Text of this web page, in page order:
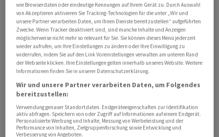
von 103,20 Franken je Anteil.
Anlässlich des Abschlusses der Kapitalerhöhung
informierte der Fonds zudem über den Geschäftsgang
im ersten Halbjahr. Auf Basis vorläufiger Zahlen
erwartet die Fondsleitung einen Nettoertrag von rund
1,55 Fr. je Anteil und sieht sich damit auf Kurs, das
Ausschüttungsziel von mindestens 2,80 Fr. je Anteil für
das Gesamtjahr erneut zu erreichen. Die
Leerstandsquote liegt weiterhin bei rund 3 Prozent.
wie Browserdaten oder eindeutige Kennungen auf Ihrem Gerät zu. Durch Auswahl
von Akzeptieren aktivieren Sie Tracking-Technologien für die unter „Wir und
unsere Partner verarbeiten Daten, um Ihnen Dienste bereitzustellen“ aufgeführten
Zwecke. Wenn Tracker deaktiviert sind, sind manche Inhalte und Anzeigen
möglicherweise nicht mehr so relevant für Sie. Sie können dieses Menü jederzeit
wieder aufrufen, um Ihre Einstellungen zu ändern oder Ihre Einwilligung zu
widerrufen, indem Sie auf den Link Voreinstellungen verwalten am unteren Rand
der Webseite klicken. Ihre Einstellungen gelten innerhalb unseres Website. Weitere
Informationen finden Sie in unserer Datenschutzerklärung.
Wir und unsere Partner verarbeiten Daten, um Folgendes
bereitzustellen:
Verwendung genauer Standortdaten. Endgeräteeigenschaften zur Identifikation
aktiv abfragen. Speichern von oder Zugriff auf Informationen auf einem Endgerät.
Personalisierte Werbung und Inhalte, Messung von Werbeleistung und der
Performance von Inhalten, Zielgruppenforschung sowie Entwicklung und
Verbesserung von Angeboten.